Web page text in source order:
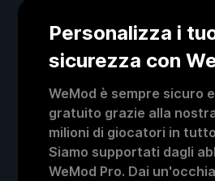
Personalizza i
sicurezza con
WeMod è sempre sicuro
gratuito grazie alla
milioni di giocatori in
Siamo supportati dagli
WeMod Pro. Dai